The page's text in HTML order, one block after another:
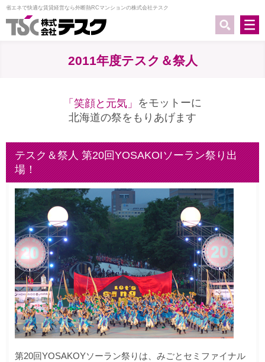
省エネで快適な賃貸経営なら外断熱RCマンションの株式会社テスク
2011年度テスク＆祭人
「笑顔と元気」 をモットーに
北海道の祭をもりあげます
テスク＆祭人 第20回YOSAKOIソーラン祭り出
場！
第20回YOSAKOYソーラン祭りは、みごとセミファイナル